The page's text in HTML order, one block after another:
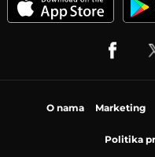
O nama Marketing
Politika